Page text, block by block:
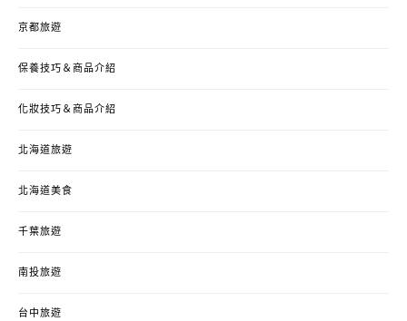
京都旅遊
保養技巧＆商品介紹
化妝技巧＆商品介紹
北海道旅遊
北海道美食
千葉旅遊
南投旅遊
台中旅遊